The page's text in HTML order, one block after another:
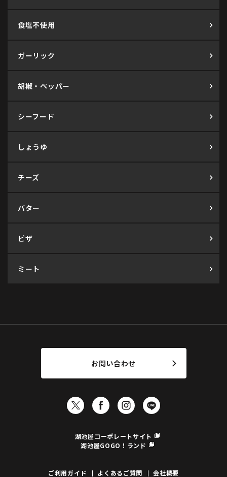
食塩不使用
ガーリック
胡椒・ペッパー
シーフード
しょうゆ
チーズ
バター
ピザ
ミート
お問い合わせ
湖池屋コーポレートサイト
湖池屋GOGO！ランド
ご利用ガイド よくあるご質問 会社概要